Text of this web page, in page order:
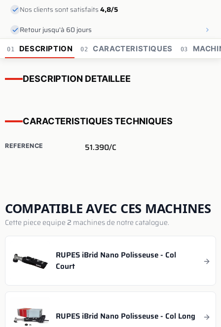
Nos clients sont satisfaits4,8/5
Retour jusqu'à 60 jours
01 DESCRIPTION 02 CARACTERISTIQUES 03
DESCRIPTION DETAILLEE
CARACTERISTIQUES TECHNIQUES
REFERENCE 51.390/C
COMPATIBLE AVEC CES MACHINES
Cette piece equipe 2 machines de notre catalogue.
RUPES iBrid Nano Polisseuse - Col
Court
RUPES iBrid Nano Polisseuse - Col Long